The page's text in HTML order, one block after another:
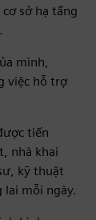
sở hạ tầng
mình,
việc hỗ trợ
tiến
nhà khai
kỹ thuật
lai mỗi ngày.